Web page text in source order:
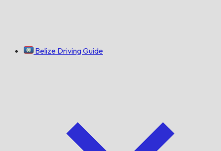
Belize Driving Guide